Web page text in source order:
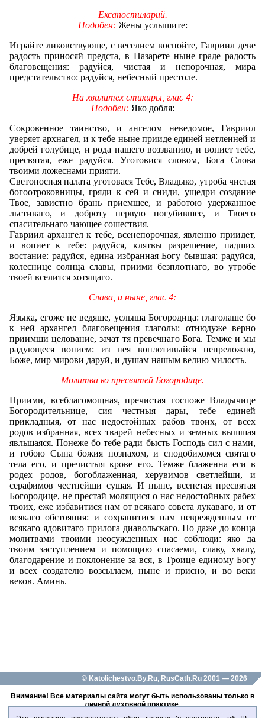
Ексапостиларий.
Подобен: Жены услышите:
Играйте ликовствующе, с веселием воспойте, Гавриил деве
радость приносяй предста, в Назарете ныне граде радость
благовещения: радуйся, чистая и непорочная, мира
предстательство: радуйся, небесный престоле.
На хвалитех стихиры, глас 4:
Подобен: Яко добля:
Сокровенное таинство, и ангелом неведомое, Гавриил
уверяет архнагел, и к тебе ныне прииде единей нетленней и
добрей голубице, и рода нашего воззванию, и вопиет тебе,
пресвятая, еже радуйся. Уготовися словом, Бога Слова
твоими ложеснами прияти.
Светоносная палата уготовася Тебе, Владыко, утроба чистая
богоотроковницы, гряди к сей и сниди, ущедри создание
Твое, завистно брань приемшее, и работою удержанное
льстиваго, и доброту первую погубившее, и Твоего
спасительнаго чающее сошествия.
Гавриил архангел к тебе, всенепорочная, явленно приидет,
и вопиет к тебе: радуйся, клятвы разрешение, падших
востание: радуйся, едина избранная Богу бывшая: радуйся,
колеснице солнца славы, приими безплотнаго, во утробе
твоей вселится хотящаго.
Слава, и ныне, глас 4:
Языка, егоже не ведяше, услыша Богородица: глаголаше бо
к ней архангел благовещения глаголы: отнюдуже верно
приимши целование, зачат тя превечнаго Бога. Темже и мы
радующеся вопием: из нея воплотивыйся непреложно,
Боже, мир мирови даруй, и душам нашым велию милость.
Молитва ко пресвятей Богородице.
Приими, всеблагомощная, пречистая госпоже Владычице
Богородительнице, сия честныя дары, тебе единей
прикладныя, от нас недостойных рабов твоих, от всех
родов избранная, всех тварей небесных и земных вышшая
явльшаяся. Понеже бо тебе ради бысть Господь сил с нами,
и тобою Сына божия познахом, и сподобихомся святаго
тела его, и пречистыя крове его. Темже блаженна еси в
родех родов, богоблаженная, херувимов светлейши, и
серафимов честнейши сущая. И ныне, всепетая пресвятая
Богородице, не престай молящися о нас недостойных рабех
твоих, еже избавитися нам от всякаго совета лукаваго, и от
всякаго обстояния: и сохранитися нам неврежденным от
всякаго ядовитаго прилога диавольскаго. Но даже до конца
молитвами твоими неосужденных нас соблюди: яко да
твоим заступлением и помощию спасаеми, славу, хвалу,
благодарение и поклонение за вся, в Троице единому Богу
и всех создателю возсылаем, ныне и присно, и во веки
веков. Аминь.
© Katolichestvo.By.Ru, RusCath.Ru 2001 — 2026
Внимание! Все материалы сайта могут быть использованы только в
личной духовной практике.